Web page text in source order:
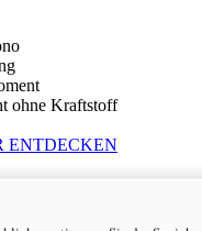
ohne Kraftstoff
ENTDECKEN